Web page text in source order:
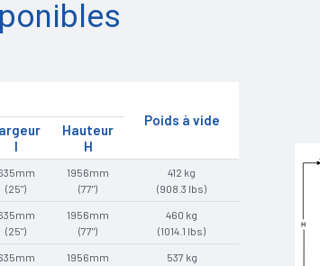
Poids à vide
l
Hauteur
H
(25")
1956mm
(77")
412 kg
(908.3 lbs)
(25")
1956mm
(77")
460 kg
(1014.1 lbs)
1956mm
537 kg